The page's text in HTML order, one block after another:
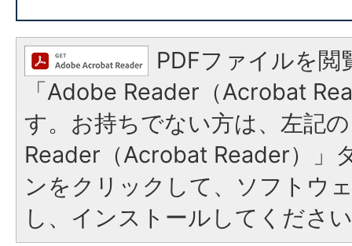
PDFファイルを閲
「Adobe Reader（Acrobat
す。お持ちでない方は、左記
Reader（Acrobat Reader）」
ンをクリックして、ソフトウ
し、インストールしてくださ